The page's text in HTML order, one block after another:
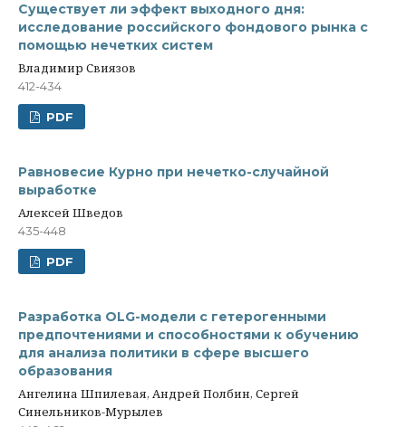
Существует ли эффект выходного дня:
исследование российского фондового рынка с
помощью нечетких систем
Владимир Свиязов
412-434
PDF
Равновесие Курно при нечетко-случайной
выработке
Алексей Шведов
435-448
PDF
Разработка OLG-модели с гетерогенными
предпочтениями и способностями к обучению
для анализа политики в сфере высшего
образования
Ангелина Шпилевая, Андрей Полбин, Сергей
Синельников-Мурылев